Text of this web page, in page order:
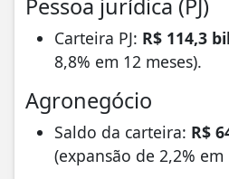
Pessoa jurídica (PJ)
Carteira PJ: R$ 114,3
8,8% em 12 meses).
Agronegócio
Saldo da carteira: R$
(expansão de 2,2% em